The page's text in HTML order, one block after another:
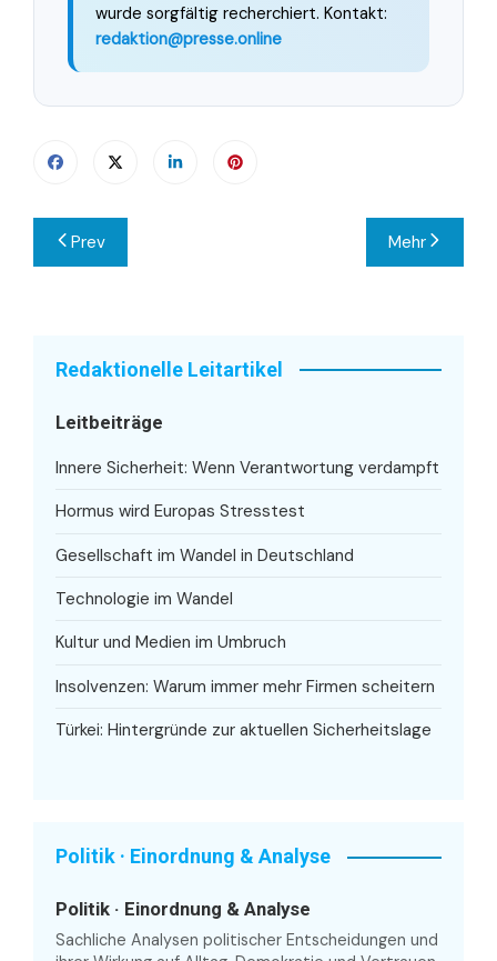
wurde sorgfältig recherchiert. Kontakt:
redaktion@presse.online
Beitragsnavigation
Prev Mehr
Redaktionelle Leitartikel
Leitbeiträge
Innere Sicherheit: Wenn Verantwortung verdampft
Hormus wird Europas Stresstest
Gesellschaft im Wandel in Deutschland
Technologie im Wandel
Kultur und Medien im Umbruch
Insolvenzen: Warum immer mehr Firmen scheitern
Türkei: Hintergründe zur aktuellen Sicherheitslage
Politik · Einordnung & Analyse
Politik · Einordnung & Analyse
Sachliche Analysen politischer Entscheidungen und